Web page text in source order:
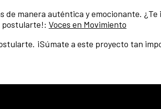
manera auténtica y emocionante. ¿Te
postularte!: Voces en Movimiento
¡Súmate a este proyecto tan